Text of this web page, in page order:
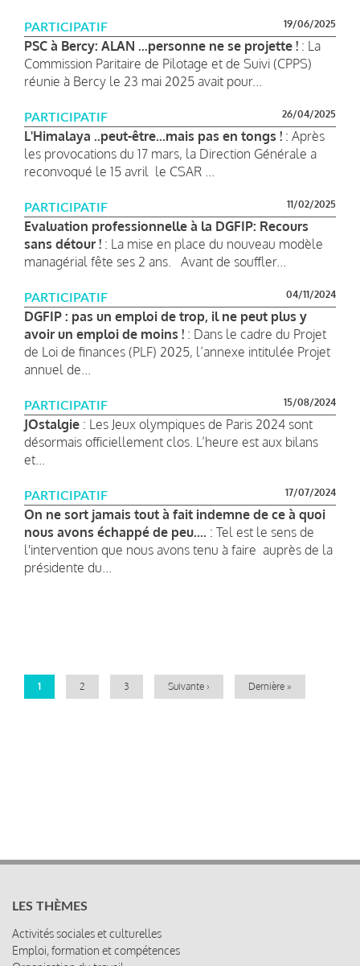
PARTICIPATIF 19/06/2025
PSC à Bercy: ALAN ...personne ne se projette ! : La
Commission Paritaire de Pilotage et de Suivi (CPPS)
réunie à Bercy le 23 mai 2025 avait pour...
PARTICIPATIF 26/04/2025
L'Himalaya ..peut-être...mais pas en tongs ! : Après
les provocations du 17 mars, la Direction Générale a
reconvoqué le 15 avril le CSAR ...
PARTICIPATIF 11/02/2025
Evaluation professionnelle à la DGFIP: Recours
sans détour ! : La mise en place du nouveau modèle
managérial fête ses 2 ans. Avant de souffler...
PARTICIPATIF 04/11/2024
DGFIP : pas un emploi de trop, il ne peut plus y
avoir un emploi de moins ! : Dans le cadre du Projet
de Loi de finances (PLF) 2025, l’annexe intitulée Projet
annuel de...
PARTICIPATIF 15/08/2024
JOstalgie : Les Jeux olympiques de Paris 2024 sont
désormais officiellement clos. L’heure est aux bilans
et...
PARTICIPATIF 17/07/2024
On ne sort jamais tout à fait indemne de ce à quoi
nous avons échappé de peu.... : Tel est le sens de
l'intervention que nous avons tenu à faire auprès de la
présidente du...
Page
1 Page
2 Page
3
Page
Suivante ›
Dernière
Dernière »
LES THÈMES
Activités sociales et culturelles
Emploi, formation et compétences